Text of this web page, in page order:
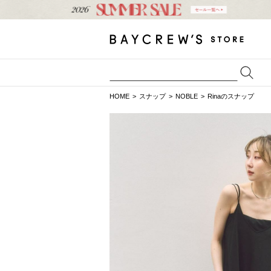
HOME スナップ NOBLE Rinaのスナップ